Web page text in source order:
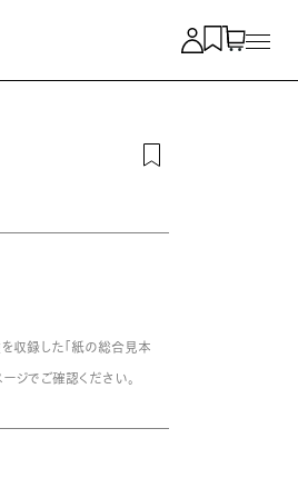
収録した「紙の総合見本
ジでご確認ください。